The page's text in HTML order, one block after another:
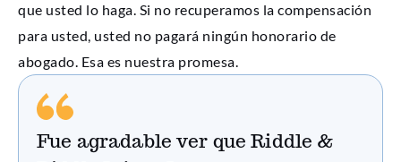
que usted lo haga. Si no recuperamos la compensación
para usted, usted no pagará ningún honorario de
abogado. Esa es nuestra promesa.
Fue agradable ver que Riddle &